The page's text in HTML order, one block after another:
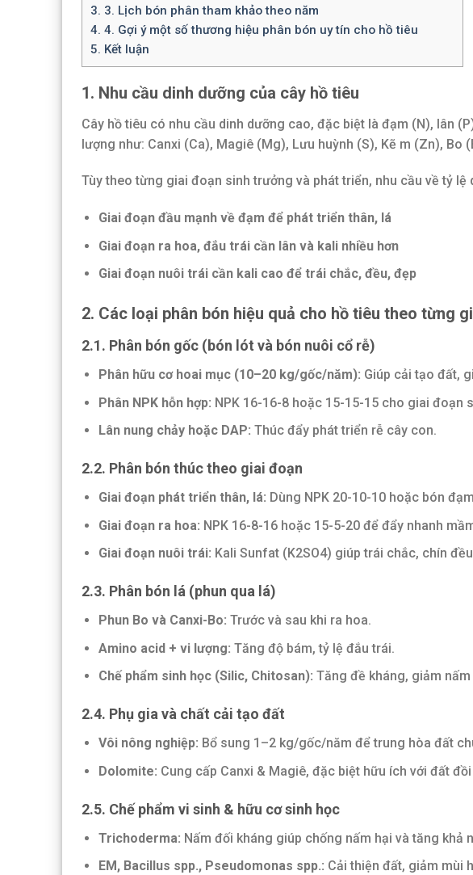
3. 3. Lịch bón phân tham khảo theo năm
4. 4. Gợi ý một số thương hiệu phân bón uy tín cho hồ tiêu
5. Kết luận
1. Nhu cầu dinh dưỡng của cây hồ tiêu
Cây hồ tiêu có nhu cầu dinh dưỡng cao, đặc biệt là đạm (N), lân
lượng như: Canxi (Ca), Magiê (Mg), Lưu huỳnh (S), Kẽ m (Zn), Bo
Tùy theo từng giai đoạn sinh trưởng và phát triển, nhu cầu về tỷ lệ
Giai đoạn đầu mạnh về đạm để phát triển thân, lá
Giai đoạn ra hoa, đắu trái cần lân và kali nhiều hơn
Giai đoạn nuôi trái cần kali cao để trái chắc, đều, đẹp
2. Các loại phân bón hiệu quả cho hồ tiêu theo từng
2.1. Phân bón gốc (bón lót và bón nuôi cổ rễ)
Phân hữu cơ hoai mục (10–20 kg/gốc/năm): Giúp cải tạo đất,
Phân NPK hỗn hợp: NPK 16-16-8 hoặc 15-15-15 cho giai đoạn
Lân nung chảy hoặc DAP: Thúc đẩy phát triển rễ cây con.
2.2. Phân bón thúc theo giai đoạn
Giai đoạn phát triển thân, lá: Dùng NPK 20-10-10 hoặc bón
Giai đoạn ra hoa: NPK 16-8-16 hoặc 15-5-20 để đẩy nhanh
Giai đoạn nuôi trái: Kali Sunfat (K2SO4) giúp trái chắc, chín
2.3. Phân bón lá (phun qua lá)
Phun Bo và Canxi-Bo: Trước và sau khi ra hoa.
Amino acid + vi lượng: Tăng độ bám, tỷ lệ đắu trái.
Chế phẩm sinh học (Silic, Chitosan): Tăng đề kháng, giảm nấm
2.4. Phụ gia và chất cải tạo đất
Vôi nông nghiệp: Bổ sung 1–2 kg/gốc/năm để trung hòa đất
Dolomite: Cung cấp Canxi & Magiê, đặc biệt hữu ích với đất
2.5. Chế phẩm vi sinh & hữu cơ sinh học
Trichoderma: Nấm đối kháng giúp chống nấm hại và tăng khả
EM, Bacillus spp., Pseudomonas spp.: Cải thiện đất, giảm mùi